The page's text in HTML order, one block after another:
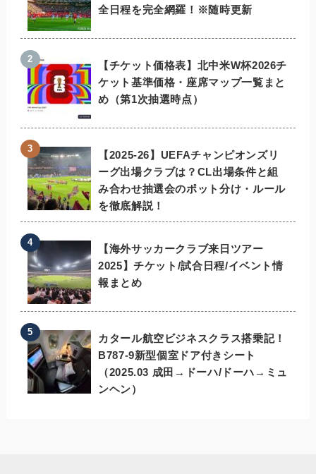
全日程を完全網羅！※随時更新
【チケット価格表】北中米W杯2026チ
ケット基準価格・座席マップ一覧まと
め（第1次抽選時点）
【2025-26】UEFAチャンピオンズリ
ーグ出場クラブは？CL出場条件と組
み合わせ抽選会のポット分け・ルール
を徹底解説！
【海外サッカークラブ来日ツアー
2025】チケット/試合日程/イベント情
報まとめ
カタール航空ビジネスクラス搭乗記！
B787-9新型個室ドア付きシート
（2025.03 成田→ドーハ/ドーハ→ミュ
ンヘン）